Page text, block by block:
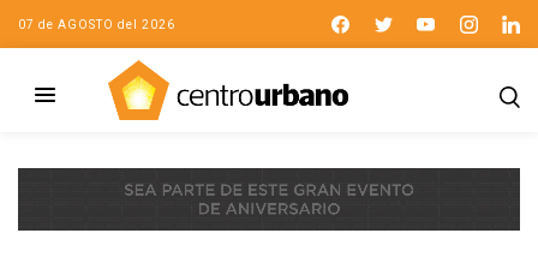
07 de AGOSTO del 2026